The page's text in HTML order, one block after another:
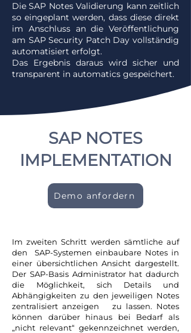
Die SAP Notes Validierung kann zeitlich
so eingeplant werden, dass diese direkt
im Anschluss an die Veröffentlichung
am SAP Security Patch Day vollständig
automatisiert erfolgt.
Das Ergebnis daraus wird sicher und
transparent in automatics gespeichert.
SAP NOTES
IMPLEMENTATION
Demo anfordern
Im zweiten Schritt werden sämtliche auf
den SAP-Systemen einbaubare Notes in
einer übersichtlichen Ansicht dargestellt.
Der SAP-Basis Administrator hat dadurch
die Möglichkeit, sich Details und
Abhängigkeiten zu den jeweiligen Notes
zentralisiert anzeigen zu lassen. Notes
können darüber hinaus bei Bedarf als
„nicht relevant“ gekennzeichnet werden,